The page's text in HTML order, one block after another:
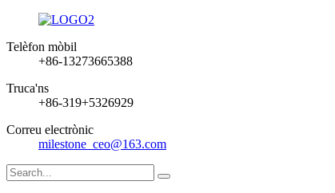
Telèfon mòbil
+86-13273665388
Truca'ns
+86-319+5326929
Correu electrònic
milestone_ceo@163.com